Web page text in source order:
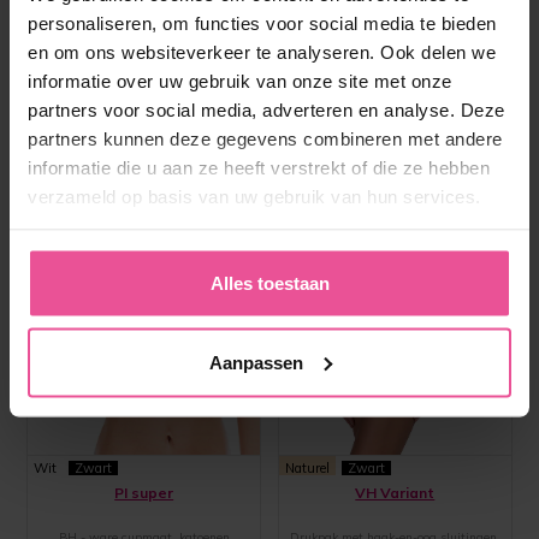
personaliseren, om functies voor social media te bieden
en om ons websiteverkeer te analyseren. Ook delen we
informatie over uw gebruik van onze site met onze
partners voor social media, adverteren en analyse. Deze
partners kunnen deze gegevens combineren met andere
informatie die u aan ze heeft verstrekt of die ze hebben
verzameld op basis van uw gebruik van hun services.
Alles toestaan
Aanpassen
Wit Zwart
PI super
Naturel Zwart
VH Variant